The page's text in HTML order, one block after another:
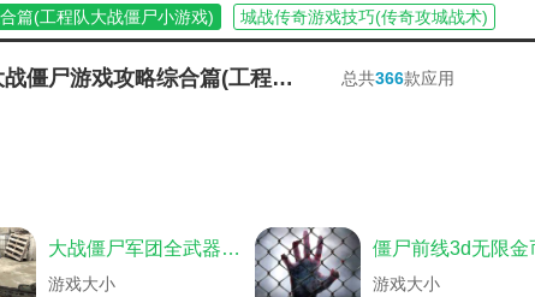
篇(工程队大战僵尸小游戏)
城战传奇游戏技巧(传奇攻城战术)
特别小队大战僵尸游戏攻略综合篇(僵尸阻击小队)
篇(小僵尸大作战)
战术小队多少钱(squad战术小队多少钱)
(四国大战战术)
战术小队多少钱(土耳其区战术小队多少钱)
全集(人间地狱小队几个人)
(战地五小队长有什么用)
荐哪个(《战术小队》近距离射击选择推荐哪个模式)
特别小队大战僵尸游戏攻略综合篇(工程队大战僵尸小游戏) 总共366款应用
大战僵尸军团全武器解锁版
游戏大小
游戏大小